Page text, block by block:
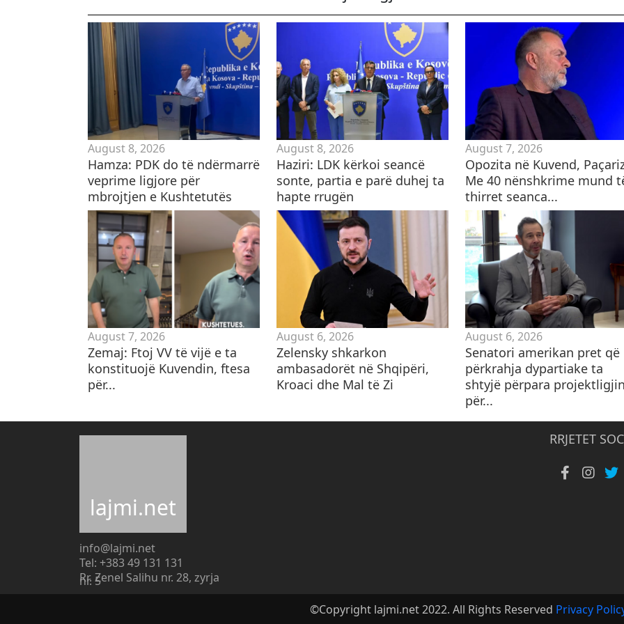
August 8, 2026
Hamza: PDK do të ndërmarrë
veprime ligjore për
mbrojtjen e Kushtetutës
August 8, 2026
Haziri: LDK kërkoi seancë
sonte, partia e parë duhej ta
hapte rrugën
August 7, 2026
Opozita në Kuvend,
Me 40 nënshkrime mund
thirret seanca...
August 7, 2026
Zemaj: Ftoj VV të vijë e ta
konstituojë Kuvendin, ftesa
për...
August 6, 2026
Zelensky shkarkon
ambasadorët në Shqipëri,
Kroaci dhe Mal të Zi
August 6, 2026
Senatori amerikan pret që
përkrahja dypartiake ta
shtyjë përpara
për...
lajmi.net
info@lajmi.net
Tel: +383 49 131 131
Rr. Zenel Salihu nr. 28, zyrja
nr. 5
RRJETET
©Copyright lajmi.net 2022. All Rights Reserved Privacy